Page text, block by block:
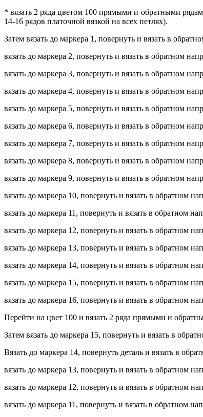
* вязать 2 ряда цветом 100 прямыми и обратными
14-16 рядов платочной вязкой на всех петлях).
Затем вязать до маркера 1, повернуть и вязать в
вязать до маркера 2, повернуть и вязать в обратном
вязать до маркера 3, повернуть и вязать в обратном
вязать до маркера 4, повернуть и вязать в обратном
вязать до маркера 5, повернуть и вязать в обратном
вязать до маркера 6, повернуть и вязать в обратном
вязать до маркера 7, повернуть и вязать в обратном
вязать до маркера 8, повернуть и вязать в обратном
вязать до маркера 9, повернуть и вязать в обратном
вязать до маркера 10, повернуть и вязать в обратном
вязать до маркера 11, повернуть и вязать в обратном
вязать до маркера 12, повернуть и вязать в обратном
вязать до маркера 13, повернуть и вязать в обратном
вязать до маркера 14, повернуть и вязать в обратном
вязать до маркера 15, повернуть и вязать в обратном
вязать до маркера 16, повернуть и вязать в обратном
Перейти на цвет 100 и вязать 2 ряда прямыми и
Затем вязать до маркера 15, повернуть и вязать в
Вязать до маркера 14, повернуть деталь и вязать в
вязать до маркера 13, повернуть и вязать в обратном
вязать до маркера 12, повернуть и вязать в обратном
вязать до маркера 11, повернуть и вязать в обратном